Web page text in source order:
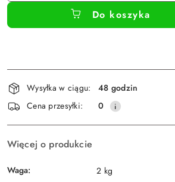
Do koszyka
Wyślij
Dostępność
i
dostawa
Wysyłka w ciągu:
48 godzin
Cena przesyłki:
0
Więcej o produkcie
Waga: 2 kg